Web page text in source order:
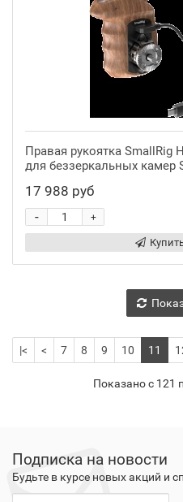
Правая рукоятка SmallRig
для беззеркальных камер
17 988 руб
+
-
|< < 7 8 9 10 11
Показано с 121
Подписка на новости
Будьте в курсе новых акций и